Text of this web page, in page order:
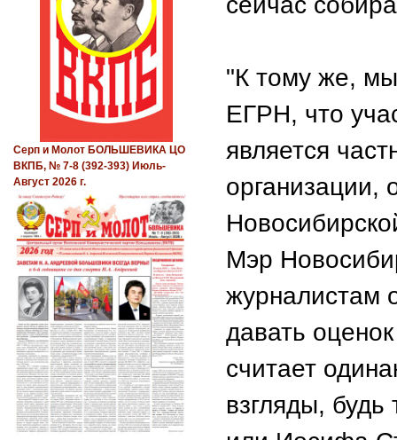
"К тому же,
ЕГРН, что
является
организации,
Мэр
журналистам
давать
считает
взгляды,
Серп и Молот БОЛЬШЕВИКА ЦО
ВКПБ, № 7-8 (392-393) Июль-
Август 2026 г.